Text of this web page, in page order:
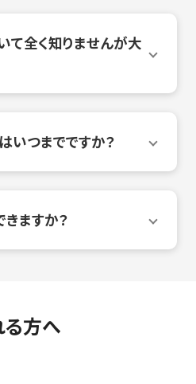
て全く知りませんが大
いつまでですか？
ますか？
方へ